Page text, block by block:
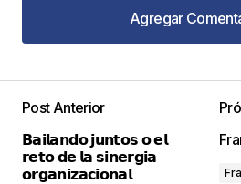
Agregar
Agregar
publicada. Los campos
marcados con*
Post Anterior
𝗕𝗮𝗶𝗹𝗮𝗻𝗱𝗼 𝗷𝘂𝗻𝘁𝗼𝘀 𝗼 𝗲𝗹
𝗿𝗲𝘁𝗼 𝗱𝗲 𝗹𝗮 𝘀𝗶𝗻𝗲𝗿𝗴𝗶𝗮
𝗼𝗿𝗴𝗮𝗻𝗶𝘇𝗮𝗰𝗶𝗼𝗻𝗮𝗹